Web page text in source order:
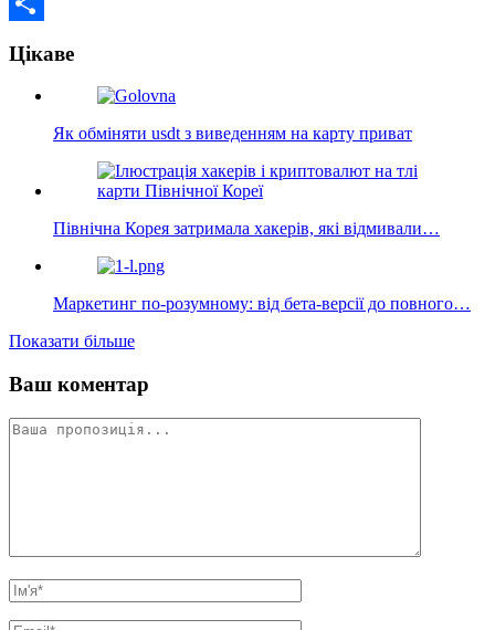
Цікаве
Як обміняти usdt з виведенням на карту приват
Північна Корея затримала хакерів, які відмивали…
Маркетинг по-розумному: від бета-версії до повного…
Показати більше
Ваш коментар